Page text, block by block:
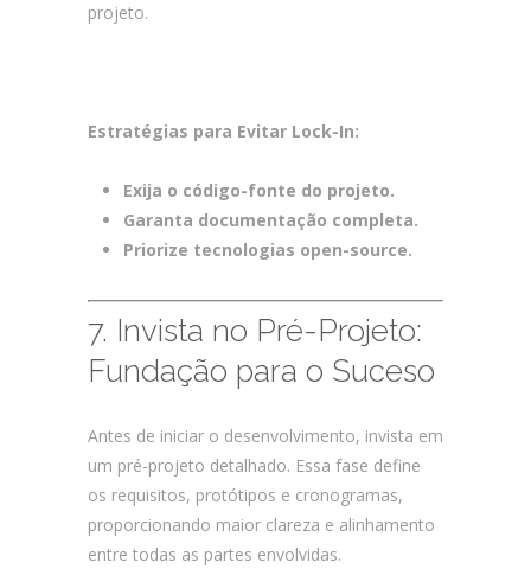
projeto.
Estratégias para Evitar Lock-In:
Exija o código-fonte do projeto.
Garanta documentação completa.
Priorize tecnologias open-source.
7. Invista no Pré-Projeto:
Fundação para o Suceso
Antes de iniciar o desenvolvimento, invista em
um pré-projeto detalhado. Essa fase define
os requisitos, protótipos e cronogramas,
proporcionando maior clareza e alinhamento
entre todas as partes envolvidas.